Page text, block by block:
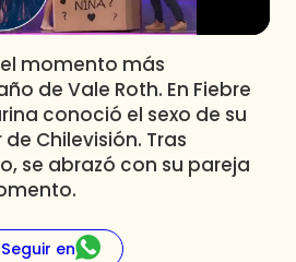
momento más
de Vale Roth. En Fiebre
conoció el sexo de su
Chilevisión. Tras
se abrazó con su pareja
Seguir en